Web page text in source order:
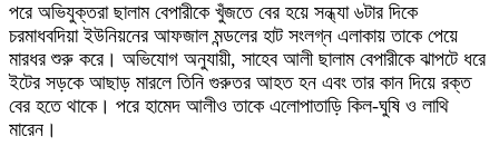
পরে অভিযুক্তরা ছালাম বেপারীকে খুঁজতে বের হয়ে সন্ধ্যা ৬টার দিকে
চরমাধবদিয়া ইউনিয়নের আফজাল মন্ডলের হাট সংলগ্ন এলাকায় তাকে পেয়ে
মারধর শুরু করে। অভিযোগ অনুযায়ী, সাহেব আলী ছালাম বেপারীকে ঝাপটে ধরে
ইটের সড়কে আছাড় মারলে তিনি গুরুতর আহত হন এবং তার কান দিয়ে রক্ত
বের হতে থাকে। পরে হামেদ আলীও তাকে এলোপাতাড়ি কিল-ঘুষি ও লাথি
মারেন।